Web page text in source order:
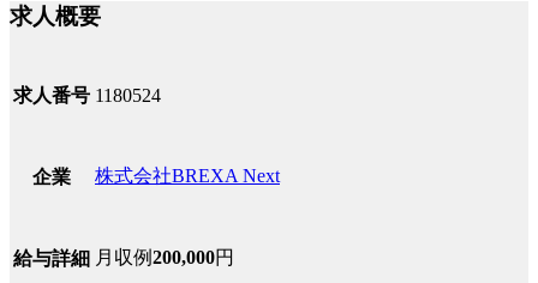
求人概要
求人番号 1180524
企業 株式会社BREXA Next
給与詳細 月収例200,000円